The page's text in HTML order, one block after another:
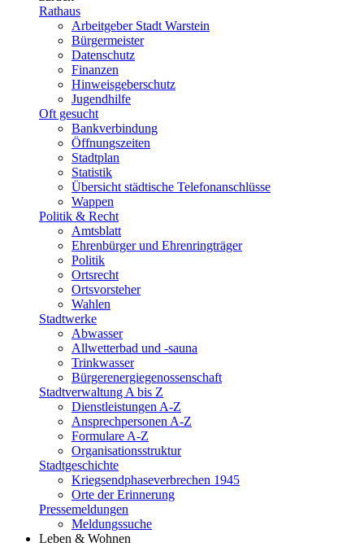
Rathaus
Arbeitgeber Stadt Warstein
Bürgermeister
Datenschutz
Finanzen
Hinweisgeberschutz
Jugendhilfe
Oft gesucht
Bankverbindung
Öffnungszeiten
Stadtplan
Statistik
Übersicht städtische Telefonanschlüsse
Wappen
Politik & Recht
Amtsblatt
Ehrenbürger und Ehrenringträger
Politik
Ortsrecht
Ortsvorsteher
Wahlen
Stadtwerke
Abwasser
Allwetterbad und -sauna
Trinkwasser
Bürgerenergiegenossenschaft
Stadtverwaltung A bis Z
Dienstleistungen A-Z
Ansprechpersonen A-Z
Formulare A-Z
Organisationsstruktur
Stadtgeschichte
Kriegsendphaseverbrechen 1945
Orte der Erinnerung
Pressemeldungen
Meldungssuche
Leben & Wohnen